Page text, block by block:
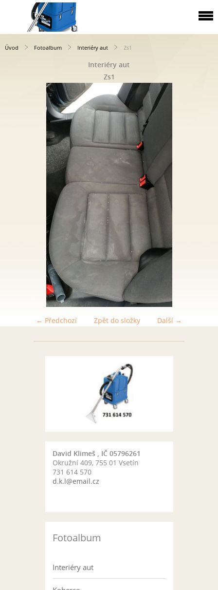
Úvod Fotoalbum Interiéry aut Zs1
Interiéry aut
Zs1
← Předchozí Další →
Zpět do složky
David Klimeš , IČ 05796261
Okružní 409, 755 01 Vsetín
731 614 570
d.k.l@email.cz
Fotoalbum
Interiéry aut